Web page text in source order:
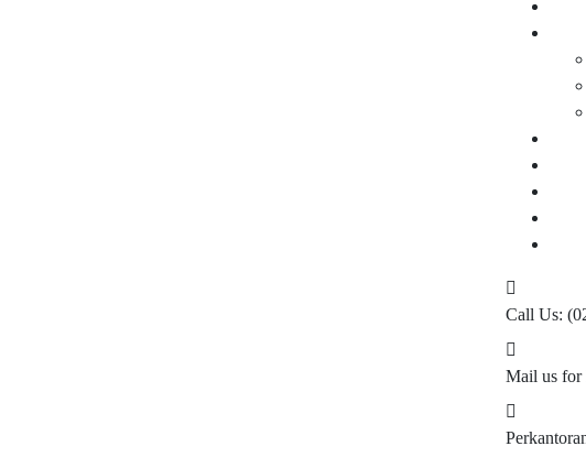
Call Us:
Mail us for